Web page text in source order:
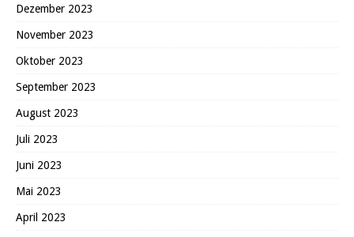
Dezember 2023
November 2023
Oktober 2023
September 2023
August 2023
Juli 2023
Juni 2023
Mai 2023
April 2023